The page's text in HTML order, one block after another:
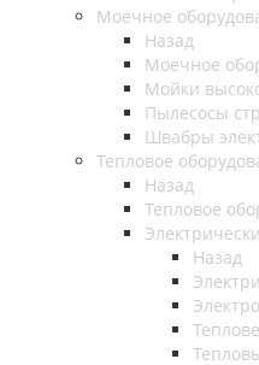
Моечное
Назад
Моечное
Мойки
Пылесосы
Швабры
Тепловое
Назад
Тепловое
Назад